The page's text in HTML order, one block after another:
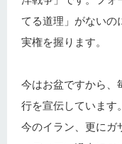
てる道理」がない
実権を握ります。
今はお盆ですから、
行を宣伝していま
今のイラン、更にガ